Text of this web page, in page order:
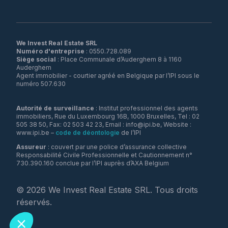
We Invest Real Estate SRL
Numéro d'entreprise
Siège social : Place Communale d’Auderghem 8 à 1160
Auderghem
Agent immobilier - courtier agréé en Belgique par l’IPI sous le
numéro 507.630
Autorité de surveillance : Institut professionnel des agents
immobiliers, Rue du Luxembourg 16B, 1000 Bruxelles, Tel : 02
505 38 50, Fax: 02 503 42 23, Email : info@ipi.be, Website :
www.ipi.be – code de déontologie de l’IPI
Assureur : couvert par une police d’assurance collective
Responsabilité Civile Professionnelle et Cautionnement n°
730.390.160 conclue par l’IPI auprès d’AXA Belgium
© 2026 We Invest Real Estate SRL. Tous droits
réservés.